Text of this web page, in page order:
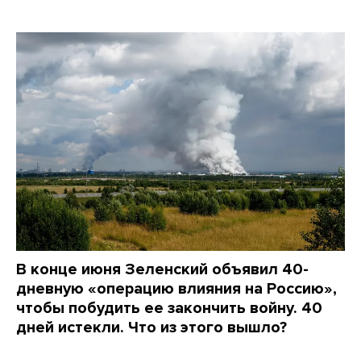
В конце июня Зеленский объявил 40-
дневную «операцию влияния на Россию»,
чтобы побудить ее закончить войну. 40
дней истекли. Что из этого вышло?